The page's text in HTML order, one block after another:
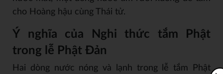
cho Hoàng hậu cùng Thái tử.
Ý nghĩa của Nghi thức tắm Phật
trong lễ Phật Đản
Hai dòng nước nóng và lạnh trong lễ tắm Phật